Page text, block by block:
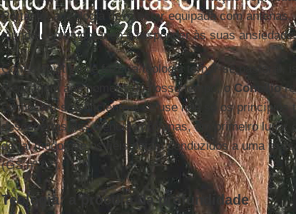
Portanto, a teologia deve estar equipada com
mundo contemporâneo e responder às suas
Com o objetivo de fazer a teologia tornar-se pastoral,
mensagem aos homens do nosso tempo, oConcílio
conheçam-se suficiente e se use não só os princípios
descobertas das ciências profanas, em primeiro lugar
de tal modo que os fiéis sejam conduzidos a uma
(GS nº 62).
Teologia: a procura da profundidade